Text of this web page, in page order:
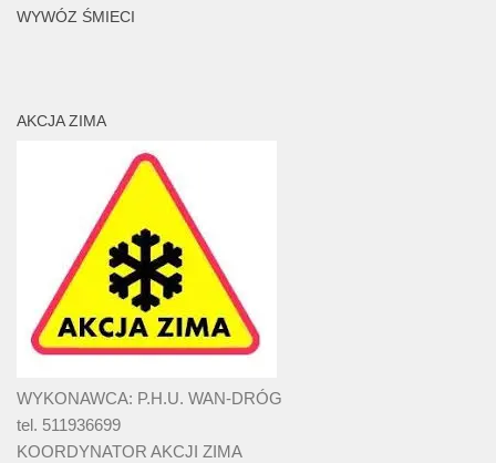
WYWÓZ ŚMIECI
AKCJA ZIMA
WYKONAWCA: P.H.U. WAN-DRÓG
tel. 511936699
KOORDYNATOR AKCJI ZIMA